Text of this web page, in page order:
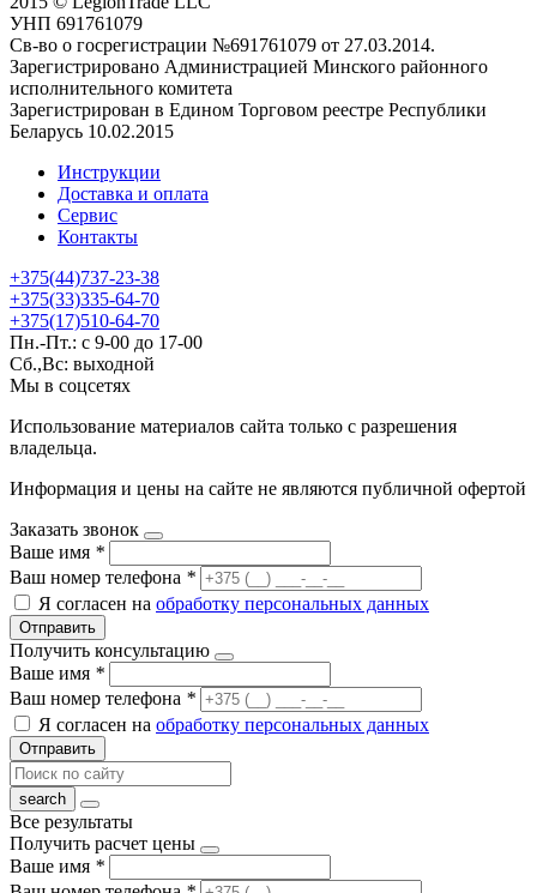
УНП 691761079
Св-во о госрегистрации №691761079 от 27.03.2014.
Зарегистрировано Администрацией Минского районного
исполнительного комитета
Зарегистрирован в Едином Торговом реестре Республики
Беларусь 10.02.2015
Инструкции
Доставка и оплата
Сервис
Контакты
+375(44)737-23-38
+375(33)335-64-70
+375(17)510-64-70
Пн.-Пт.: с 9-00 до 17-00
Сб.,Вс: выходной
Мы в соцсетях
Использование материалов сайта только с разрешения
владельца.
Информация и цены на сайте не являются публичной офертой
Заказать звонок
Ваше имя *
Ваш номер телефона *
Я согласен на обработку персональных данных
Отправить
Получить консультацию
Ваше имя *
Ваш номер телефона *
Я согласен на обработку персональных данных
Отправить
Все результаты
Получить расчет цены
Ваше имя *